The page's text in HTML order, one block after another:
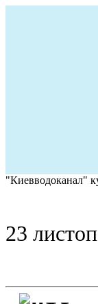
"Киевводоканал"
23